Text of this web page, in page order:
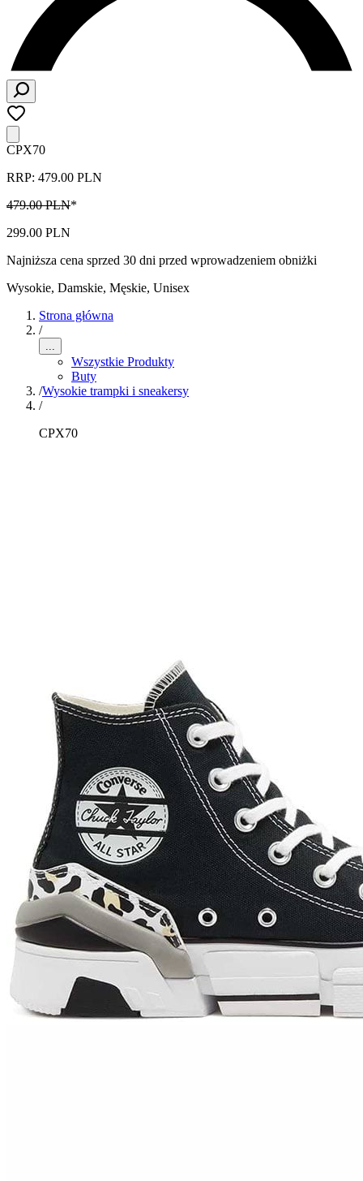
CPX70
RRP: 479.00 PLN
479.00 PLN*
299.00 PLN
Najniższa cena sprzed 30 dni przed wprowadzeniem obniżki
Wysokie, Damskie, Męskie, Unisex
Strona główna
/
...
Wszystkie Produkty
Buty
/Wysokie trampki i sneakersy
/
CPX70